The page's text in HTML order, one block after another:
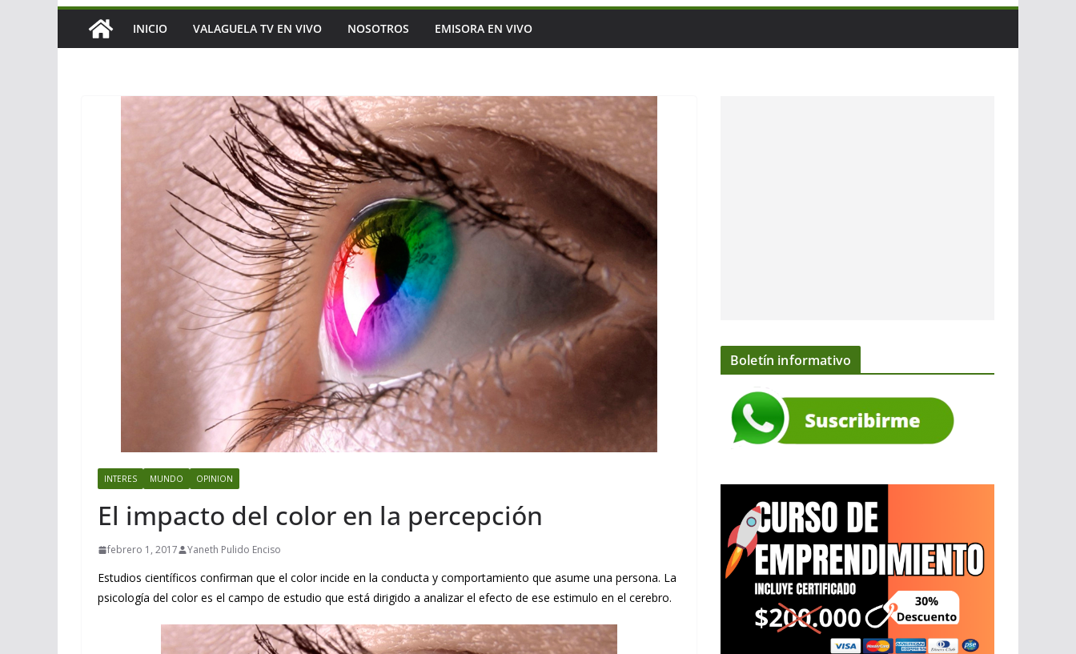
INICIO VALAGUELA TV EN VIVO NOSOTROS EMISORA EN VIVO
INTERES MUNDO OPINION
El impacto del color en la percepción
febrero 1, 2017 Yaneth Pulido Enciso
Estudios científicos confirman que el color incide en la conducta y comportamiento que asume una persona. La
psicología del color es el campo de estudio que está dirigido a analizar el efecto de ese estimulo en el cerebro.
Boletín informativo